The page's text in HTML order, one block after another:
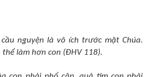
nguyện là vô ích trước mặt Chúa.
làm hơn con (ÐHV 118).